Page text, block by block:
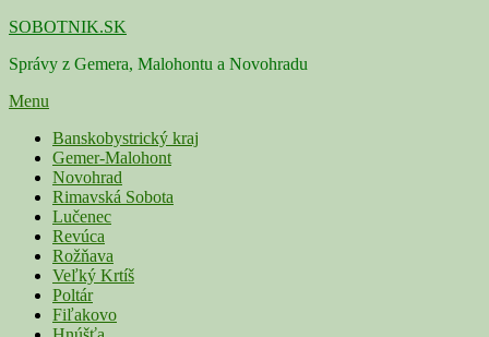
Skip
content
SOBOTNIK.SK
Správy z Gemera, Malohontu a Novohradu
Menu
Primárne
menu
Banskobystrický kraj
Gemer-Malohont
Novohrad
Rimavská Sobota
Lučenec
Revúca
Rožňava
Veľký Krtíš
Poltár
Fiľakovo